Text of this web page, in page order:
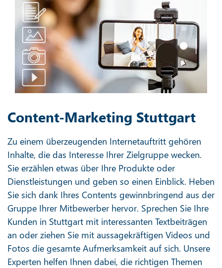
Content-Marketing Stuttgart
Zu einem überzeugenden Internetauftritt gehören
Inhalte, die das Interesse Ihrer Zielgruppe wecken.
Sie erzählen etwas über Ihre Produkte oder
Dienstleistungen und geben so einen Einblick. Heben
Sie sich dank Ihres Contents gewinnbringend aus der
Gruppe Ihrer Mitbewerber hervor. Sprechen Sie Ihre
Kunden in Stuttgart mit interessanten Textbeiträgen
an oder ziehen Sie mit aussagekräftigen Videos und
Fotos die gesamte Aufmerksamkeit auf sich. Unsere
Experten helfen Ihnen dabei, die richtigen Themen